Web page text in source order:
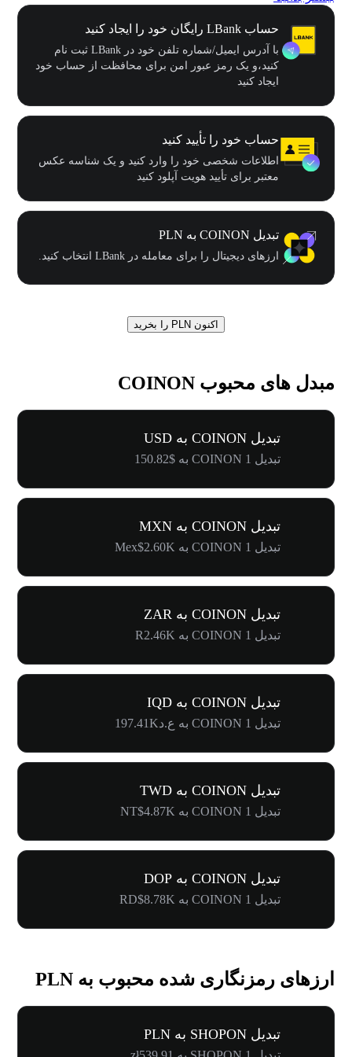
حساب LBank رایگان خود را ایجاد کنید
با آدرس ایمیل/شماره تلفن خود در LBank ثبت نام
کنید،و یک رمز عبور امن برای محافظت از حساب خود
ایجاد کنید
حساب خود را تأیید کنید
اطلاعات شخصی خود را وارد کنید و یک شناسه عکس
معتبر برای تأیید هویت آپلود کنید
تبدیل COINON به PLN
ارزهای دیجیتال را برای معامله در LBank انتخاب کنید.
اکنون PLN را بخرید
مبدل های محبوب COINON
تبدیل COINON به USD
تبدیل 1 COINON به $150.82
تبدیل COINON به MXN
تبدیل 1 COINON به Mex$2.60K
تبدیل COINON به ZAR
تبدیل 1 COINON به R2.46K
تبدیل COINON به IQD
تبدیل 1 COINON به ع.د197.41K
تبدیل COINON به TWD
تبدیل 1 COINON به NT$4.87K
تبدیل COINON به DOP
تبدیل 1 COINON به RD$8.78K
ارزهای رمزنگاری شده محبوب به PLN
تبدیل SHOPON به PLN